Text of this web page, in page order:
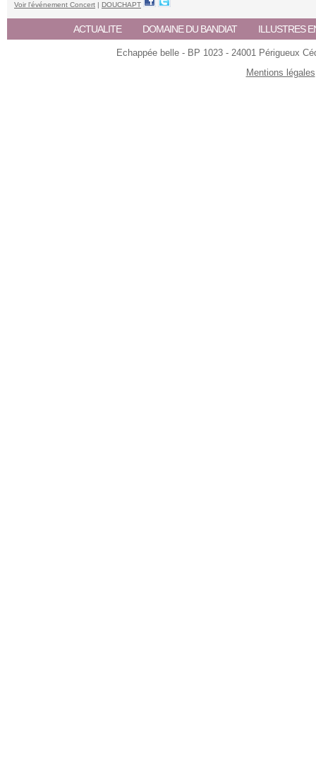
Voir l'événement Concert | DOUCHAPT
ACTUALITE DOMAINE DU BANDIAT ILLUSTRES
Echappée belle - BP 1023 - 24001 Périgueux
Mentions légales